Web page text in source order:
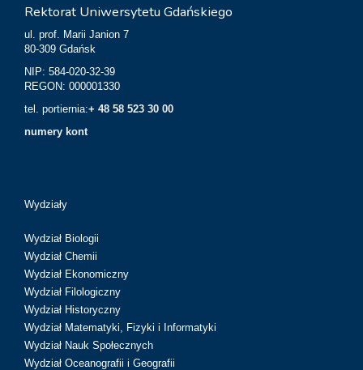
Rektorat Uniwersytetu Gdańskiego
ul. prof. Marii Janion 7
80-309 Gdańsk
NIP: 584-020-32-39
REGON: 000001330
tel. portiernia:+ 48 58 523 30 00
numery kont
Wydziały
Wydział Biologii
Wydział Chemii
Wydział Ekonomiczny
Wydział Filologiczny
Wydział Historyczny
Wydział Matematyki, Fizyki i Informatyki
Wydział Nauk Społecznych
Wydział Oceanografii i Geografii